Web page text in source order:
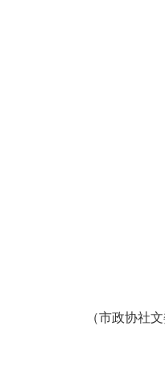
（市政协社